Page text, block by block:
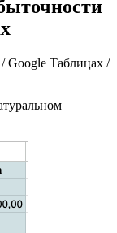
Google Таблицах /